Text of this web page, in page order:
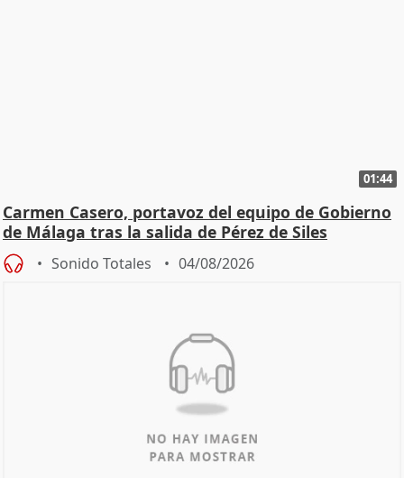
01:44
Carmen Casero, portavoz del equipo de Gobierno
de Málaga tras la salida de Pérez de Siles
Sonido Totales 04/08/2026